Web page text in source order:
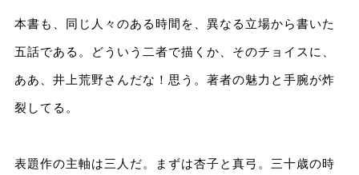
本書も、同じ人々のある時間を、異なる立場から書いた
五話である。どういう二者で描くか、そのチョイスに、
ああ、井上荒野さんだな！思う。著者の魅力と手腕が炸
裂してる。
表題作の主軸は三人だ。まずは杏子と真弓。三十歳の時